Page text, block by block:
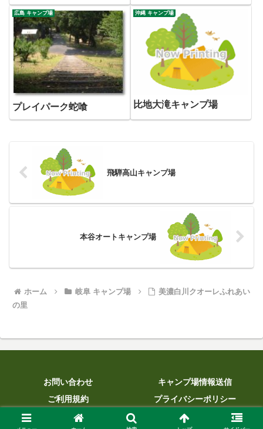
広島 キャンプ場
プレイパーク蛇喰
沖縄 キャンプ場
比地大滝キャンプ場
飛騨高山キャンプ場
本谷オートキャンプ場
ホーム 岐阜 キャンプ場
美濃白川クオーレふれあい
の里
お問い合わせ
キャンプ場情報送信
ご利用規約
プライバシーポリシー
© 2013 WEBキャンプ場ガイドブックCAMPWEB.